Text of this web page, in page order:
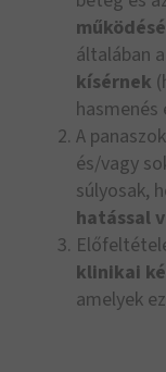
általában a
kísérnek
hasmenés
A
és/vagy
súlyosak,
hatással
klinikai
amelyek